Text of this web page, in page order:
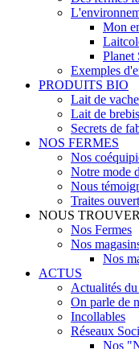
Mon
Planet
Exemples
PRODUITS BIO
Lait de vache
Lait de brebis
Secrets de
NOS FERMES
Nos
Notre mode
Nous
Traites
NOUS TROUVER
Nos Fermes
Nos
Nos
ACTUS
Actualités du
On parle de
Incollables
Réseaux
Nos